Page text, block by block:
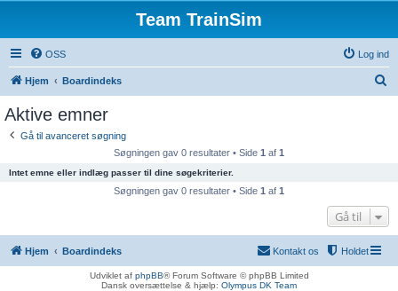
Team TrainSim
OSS Log ind
Hjem Boardindeks
Aktive emner
Gå til avanceret søgning
Søgningen gav 0 resultater • Side 1 af 1
Intet emne eller indlæg passer til dine søgekriterier.
Søgningen gav 0 resultater • Side 1 af 1
Gå til
Hjem Boardindeks Holdet
Kontakt os
Udviklet af phpBB® Forum Software © phpBB Limited
Dansk oversættelse & hjælp: Olympus DK Team